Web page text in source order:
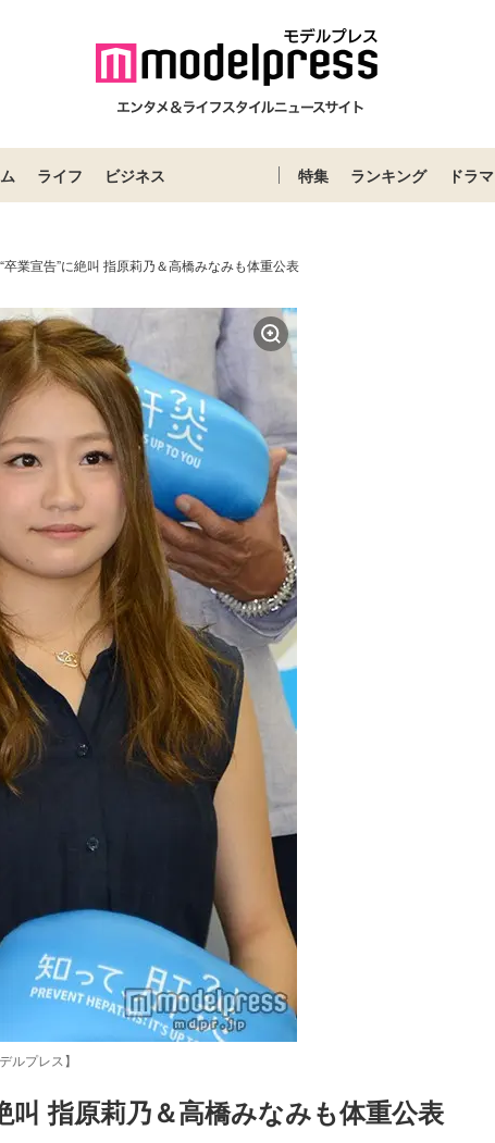
ライフ ビジネス 特集 ランキング ドラマ
卒業宣告”に絶叫 指原莉乃＆高橋みなみも体重公表
ルプレス】
指原莉乃＆高橋みなみも体重公表